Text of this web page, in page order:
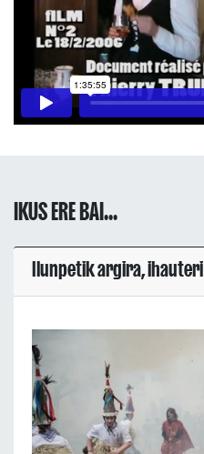
IKUS ERE BAI...
Ilunpetik argira, ihauteri